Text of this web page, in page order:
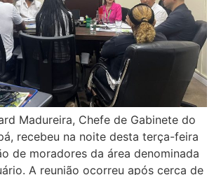
Madureira, Chefe de Gabinete do
recebeu na noite desta terça-feira
de moradores da área denominada
A reunião ocorreu após cerca de